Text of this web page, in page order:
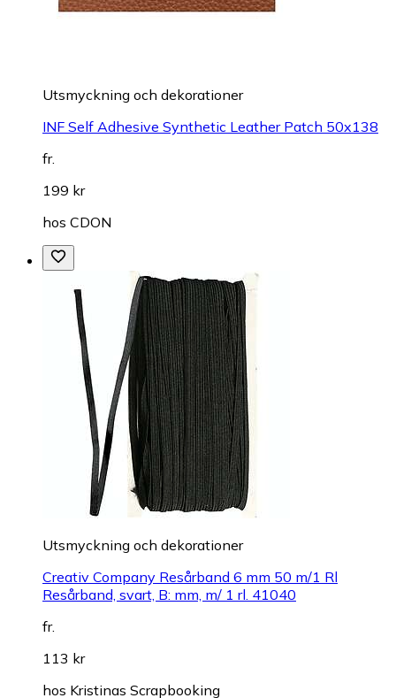
Utsmyckning och dekorationer
INF Self Adhesive Synthetic Leather Patch 50x138
fr.
199 kr
hos CDON
Utsmyckning och dekorationer
Creativ Company Resårband 6 mm 50 m/1 Rl
Resårband, svart, B: mm, m/ 1 rl. 41040
fr.
113 kr
hos Kristinas Scrapbooking